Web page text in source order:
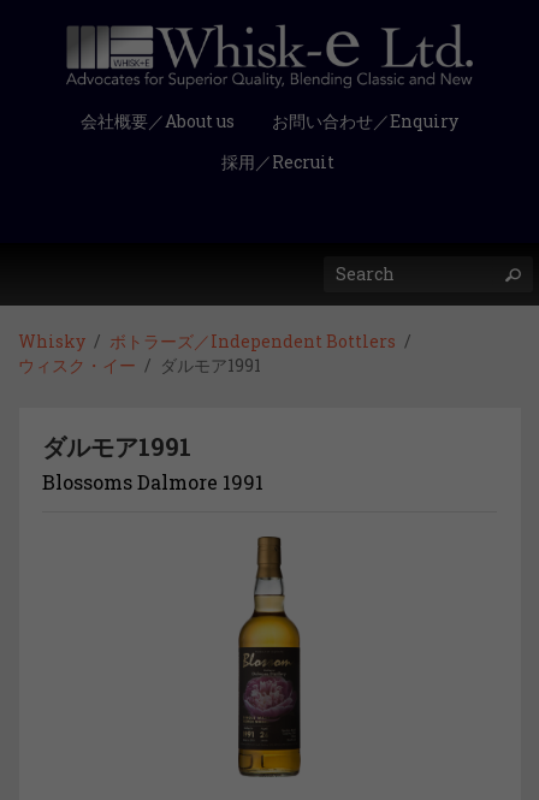
会社概要／About us
お問い合わせ／Enquiry
採用／Recruit
Whisky
ボトラーズ／Independent Bottlers
ウィスク・イー
ダルモア1991
ダルモア1991
Blossoms Dalmore 1991